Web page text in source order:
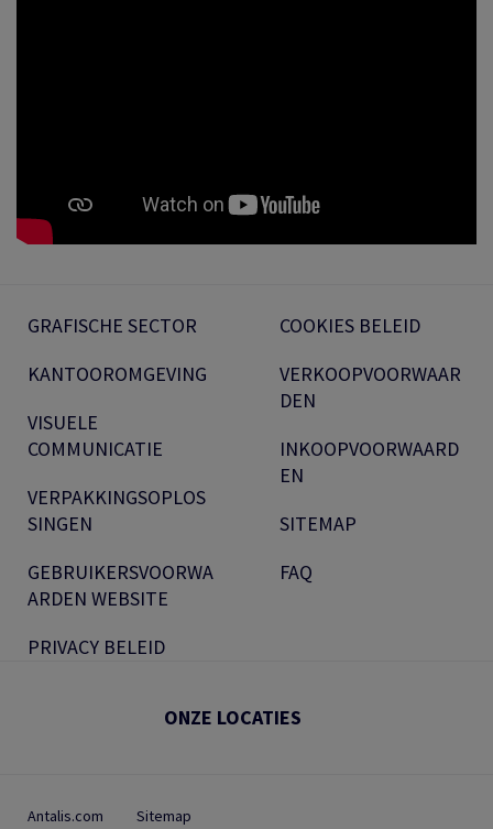
GRAFISCHE SECTOR
KANTOOROMGEVING
VISUELE
COMMUNICATIE
VERPAKKINGSOPLOS
SINGEN
GEBRUIKERSVOORWA
ARDEN WEBSITE
PRIVACY BELEID
COOKIES BELEID
VERKOOPVOORWAAR
DEN
INKOOPVOORWAARD
EN
SITEMAP
FAQ
ONZE LOCATIES
Antalis.com Sitemap